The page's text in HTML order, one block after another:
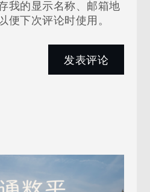
我的显示名称、邮箱地
便下次评论时使用。